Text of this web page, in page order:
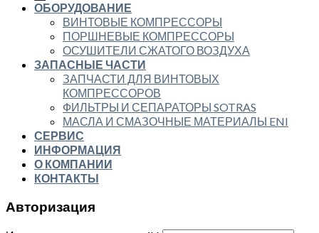
ОБОРУДОВАНИЕ
ВИНТОВЫЕ КОМПРЕССОРЫ
ПОРШНЕВЫЕ КОМПРЕССОРЫ
ОСУШИТЕЛИ СЖАТОГО ВОЗДУХА
ЗАПАСНЫЕ ЧАСТИ
ЗАПЧАСТИ ДЛЯ ВИНТОВЫХ
КОМПРЕССОРОВ
ФИЛЬТРЫ И СЕПАРАТОРЫ SOTRAS
МАСЛА И СМАЗОЧНЫЕ МАТЕРИАЛЫ ENI
СЕРВИС
ИНФОРМАЦИЯ
О КОМПАНИИ
КОНТАКТЫ
Авторизация